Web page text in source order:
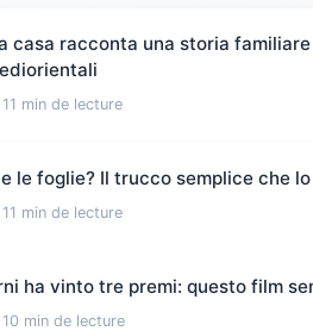
casa racconta una storia
11 min de lecture
le foglie? Il trucco semplice che
11 min de lecture
ha vinto tre premi: questo film
10 min de lecture